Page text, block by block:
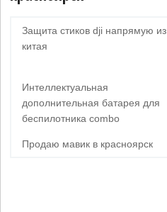
Защита стиков dji напрямую из
китая
Интеллектуальная
дополнительная батарея для
беспилотника combo
Продаю мавик в красноярск